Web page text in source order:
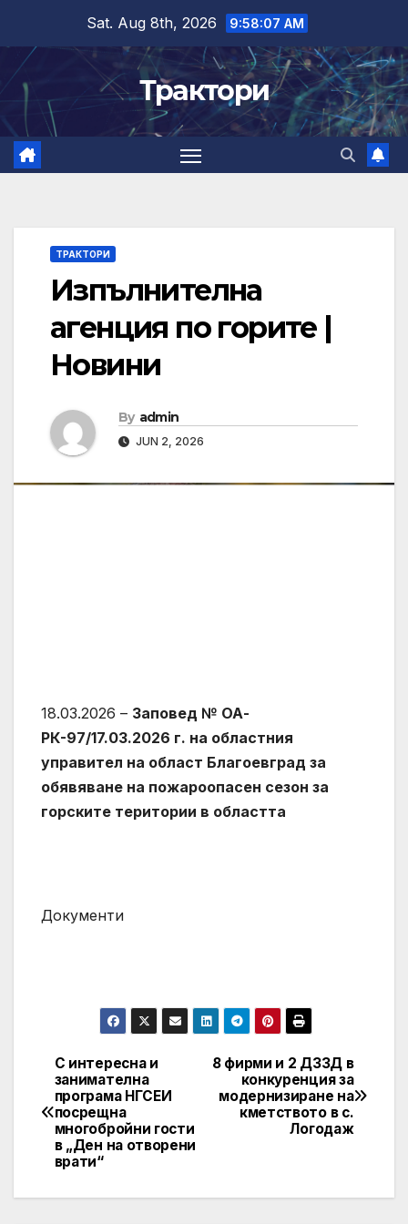
content
Sat. Aug 8th, 2026 9:58:08 AM
Трактори
ТРАКТОРИ
Изпълнителна
агенция по горите |
Новини
By admin
JUN 2, 2026
18.03.2026 – Заповед № ОА-
РК-97/17.03.2026 г. на областния
управител на област Благоевград за
обявяване на пожароопасен сезон за
горските територии в областта
Документи
Post
navigation
8 фирми и 2 ДЗЗД в
конкуренция за
модернизиране на
кметството в с.
Логодаж
С интересна и
занимателна
програма НГСЕИ
посрещна
многобройни гости
в „Ден на отворени
врати“